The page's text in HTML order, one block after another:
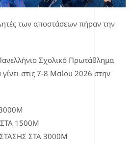
των αποστάσεων πήραν την
Σχολικό Πρωτάθλημα
στις 7-8 Μαίου 2026 στην
1500Μ
ΣΤΑ 3000Μ